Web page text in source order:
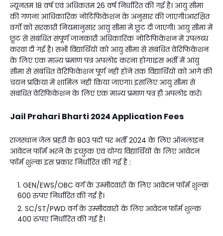
न्यूनतम 18 वर्ष एवं अधिकतम 26 वर्ष निर्धारित की गई है। आयु सीमा
की गणना आधिकारिक नोटिफिकेशन के अनुसार की जाएगी।आरक्षित
वर्गों को सरकारी नियमानुसार आयु सीमा में छूट दी जाएगी। आयु सीमा में
छूट से संबंधित संपूर्ण जानकारी अधिकारिक नोटिफिकेशन में उपलब्ध
करवा दी गई है। सभी विद्यार्थियों को आयु सीमा से संबंधित वेरिफिकेशन
के लिए एक मान्य प्रमाण पत्र अपलोड करना होगा।इस भर्ती में आयु
सीमा से संबंधित वेरिफिकेशन पूर्ण नहीं होने तक विद्यार्थियों को आगे की
चयन प्रक्रिया में शामिल नहीं किया जाएगा। इसलिए आयु सीमा से
संबंधित वेरिफिकेशन के लिए एक मान्य प्रमाण पत्र ही अपलोड करें।
Jail Prahari Bharti 2024 Application Fees
राजस्थान जेल प्रहरी के 803 पदों पर भर्ती 2024 के लिए ऑनलाइन
आवेदन फॉर्म भरने के इच्छुक एवं योग्य विद्यार्थियों के लिए आवेदन
फॉर्म शुल्क इस प्रकार निर्धारित की गई है :
GEN/EWS/OBC वर्ग के उम्मीदवारों के लिए आवेदन फॉर्म शुल्क
600 रुपए निर्धारित की गई है।
SC/ST/PWD वर्ग के उम्मीदवारों के लिए आवेदन फॉर्म शुल्क
400 रुपए निर्धारित की गई है।